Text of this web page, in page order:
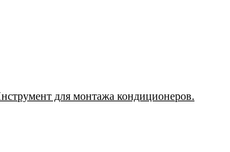
для монтажа кондиционеров.